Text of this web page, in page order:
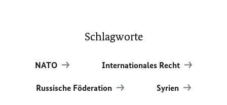
Schlagworte
NATO Internationales Recht
Russische Föderation Syrien